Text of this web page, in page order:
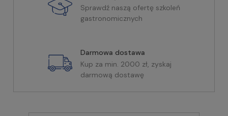
Sprawdź naszą ofertę szkoleń
gastronomicznych
Darmowa dostawa
Kup za min. 2000 zł, zyskaj
darmową dostawę